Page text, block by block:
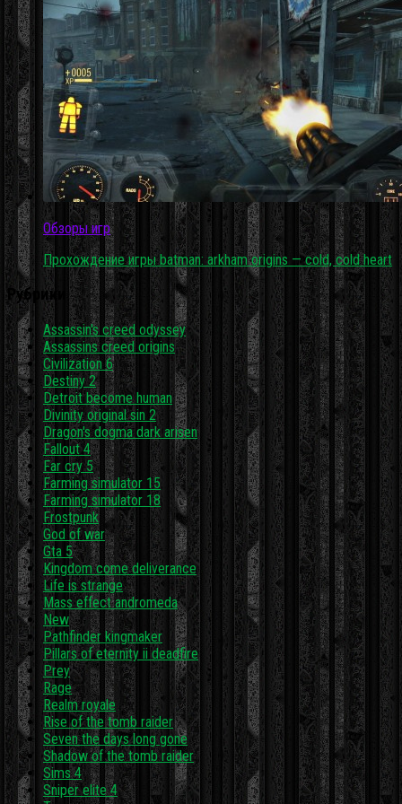
Обзоры игр
Прохождение игры batman: arkham origins — cold, cold heart
Рубрики
Assassin's creed odyssey
Assassins creed origins
Civilization 6
Destiny 2
Detroit become human
Divinity original sin 2
Dragon's dogma dark arisen
Fallout 4
Far cry 5
Farming simulator 15
Farming simulator 18
Frostpunk
God of war
Gta 5
Kingdom come deliverance
Life is strange
Mass effect andromeda
New
Pathfinder kingmaker
Pillars of eternity ii deadfire
Prey
Rage
Realm royale
Rise of the tomb raider
Seven the days long gone
Shadow of the tomb raider
Sims 4
Sniper elite 4